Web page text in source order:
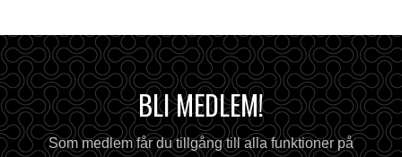
BLI MEDLEM!
Som medlem får du tillgång till alla funktioner på